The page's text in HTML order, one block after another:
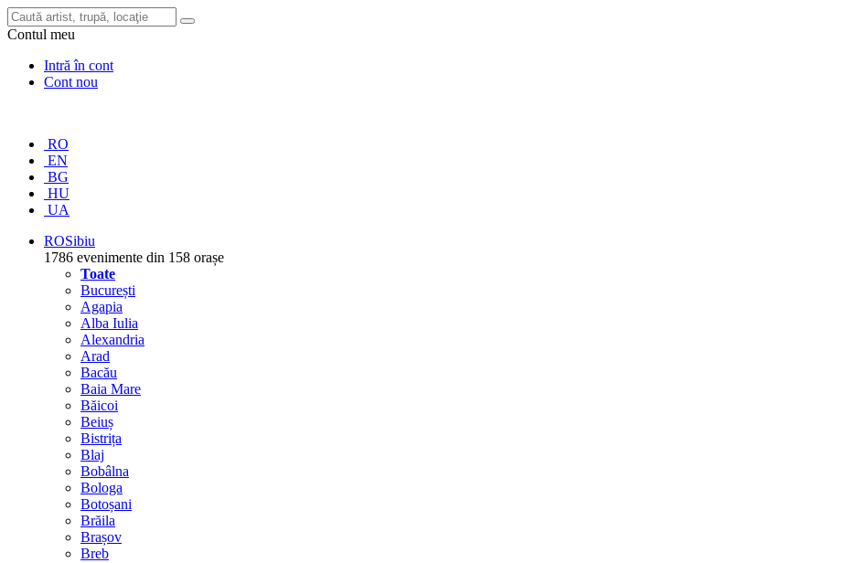
Contul meu
Intră în cont
Cont nou
RO
EN
BG
HU
UA
ROSibiu
1786 evenimente din 158 orașe
Toate
București
Agapia
Alba Iulia
Alexandria
Arad
Bacău
Baia Mare
Băicoi
Beiuș
Bistrița
Blaj
Bobâlna
Bologa
Botoșani
Brăila
Brașov
Breb